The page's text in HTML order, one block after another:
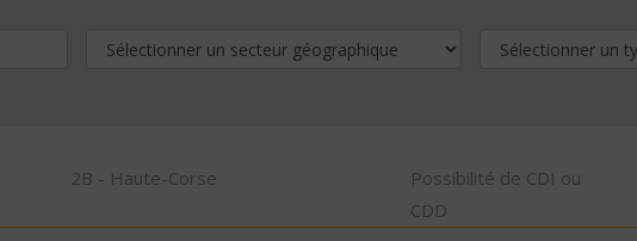
2B - Haute-Corse
Possibilité de CDI ou
CDD